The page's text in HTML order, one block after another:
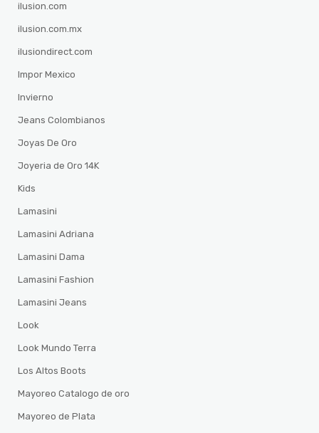
ilusion.com
ilusion.com.mx
ilusiondirect.com
Impor Mexico
Invierno
Jeans Colombianos
Joyas De Oro
Joyeria de Oro 14K
Kids
Lamasini
Lamasini Adriana
Lamasini Dama
Lamasini Fashion
Lamasini Jeans
Look
Look Mundo Terra
Los Altos Boots
Mayoreo Catalogo de oro
Mayoreo de Plata